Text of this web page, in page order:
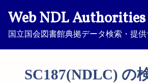
Web NDL Authorities
国立国会図書館典拠データ検索・提供
SC187(NDLC) の